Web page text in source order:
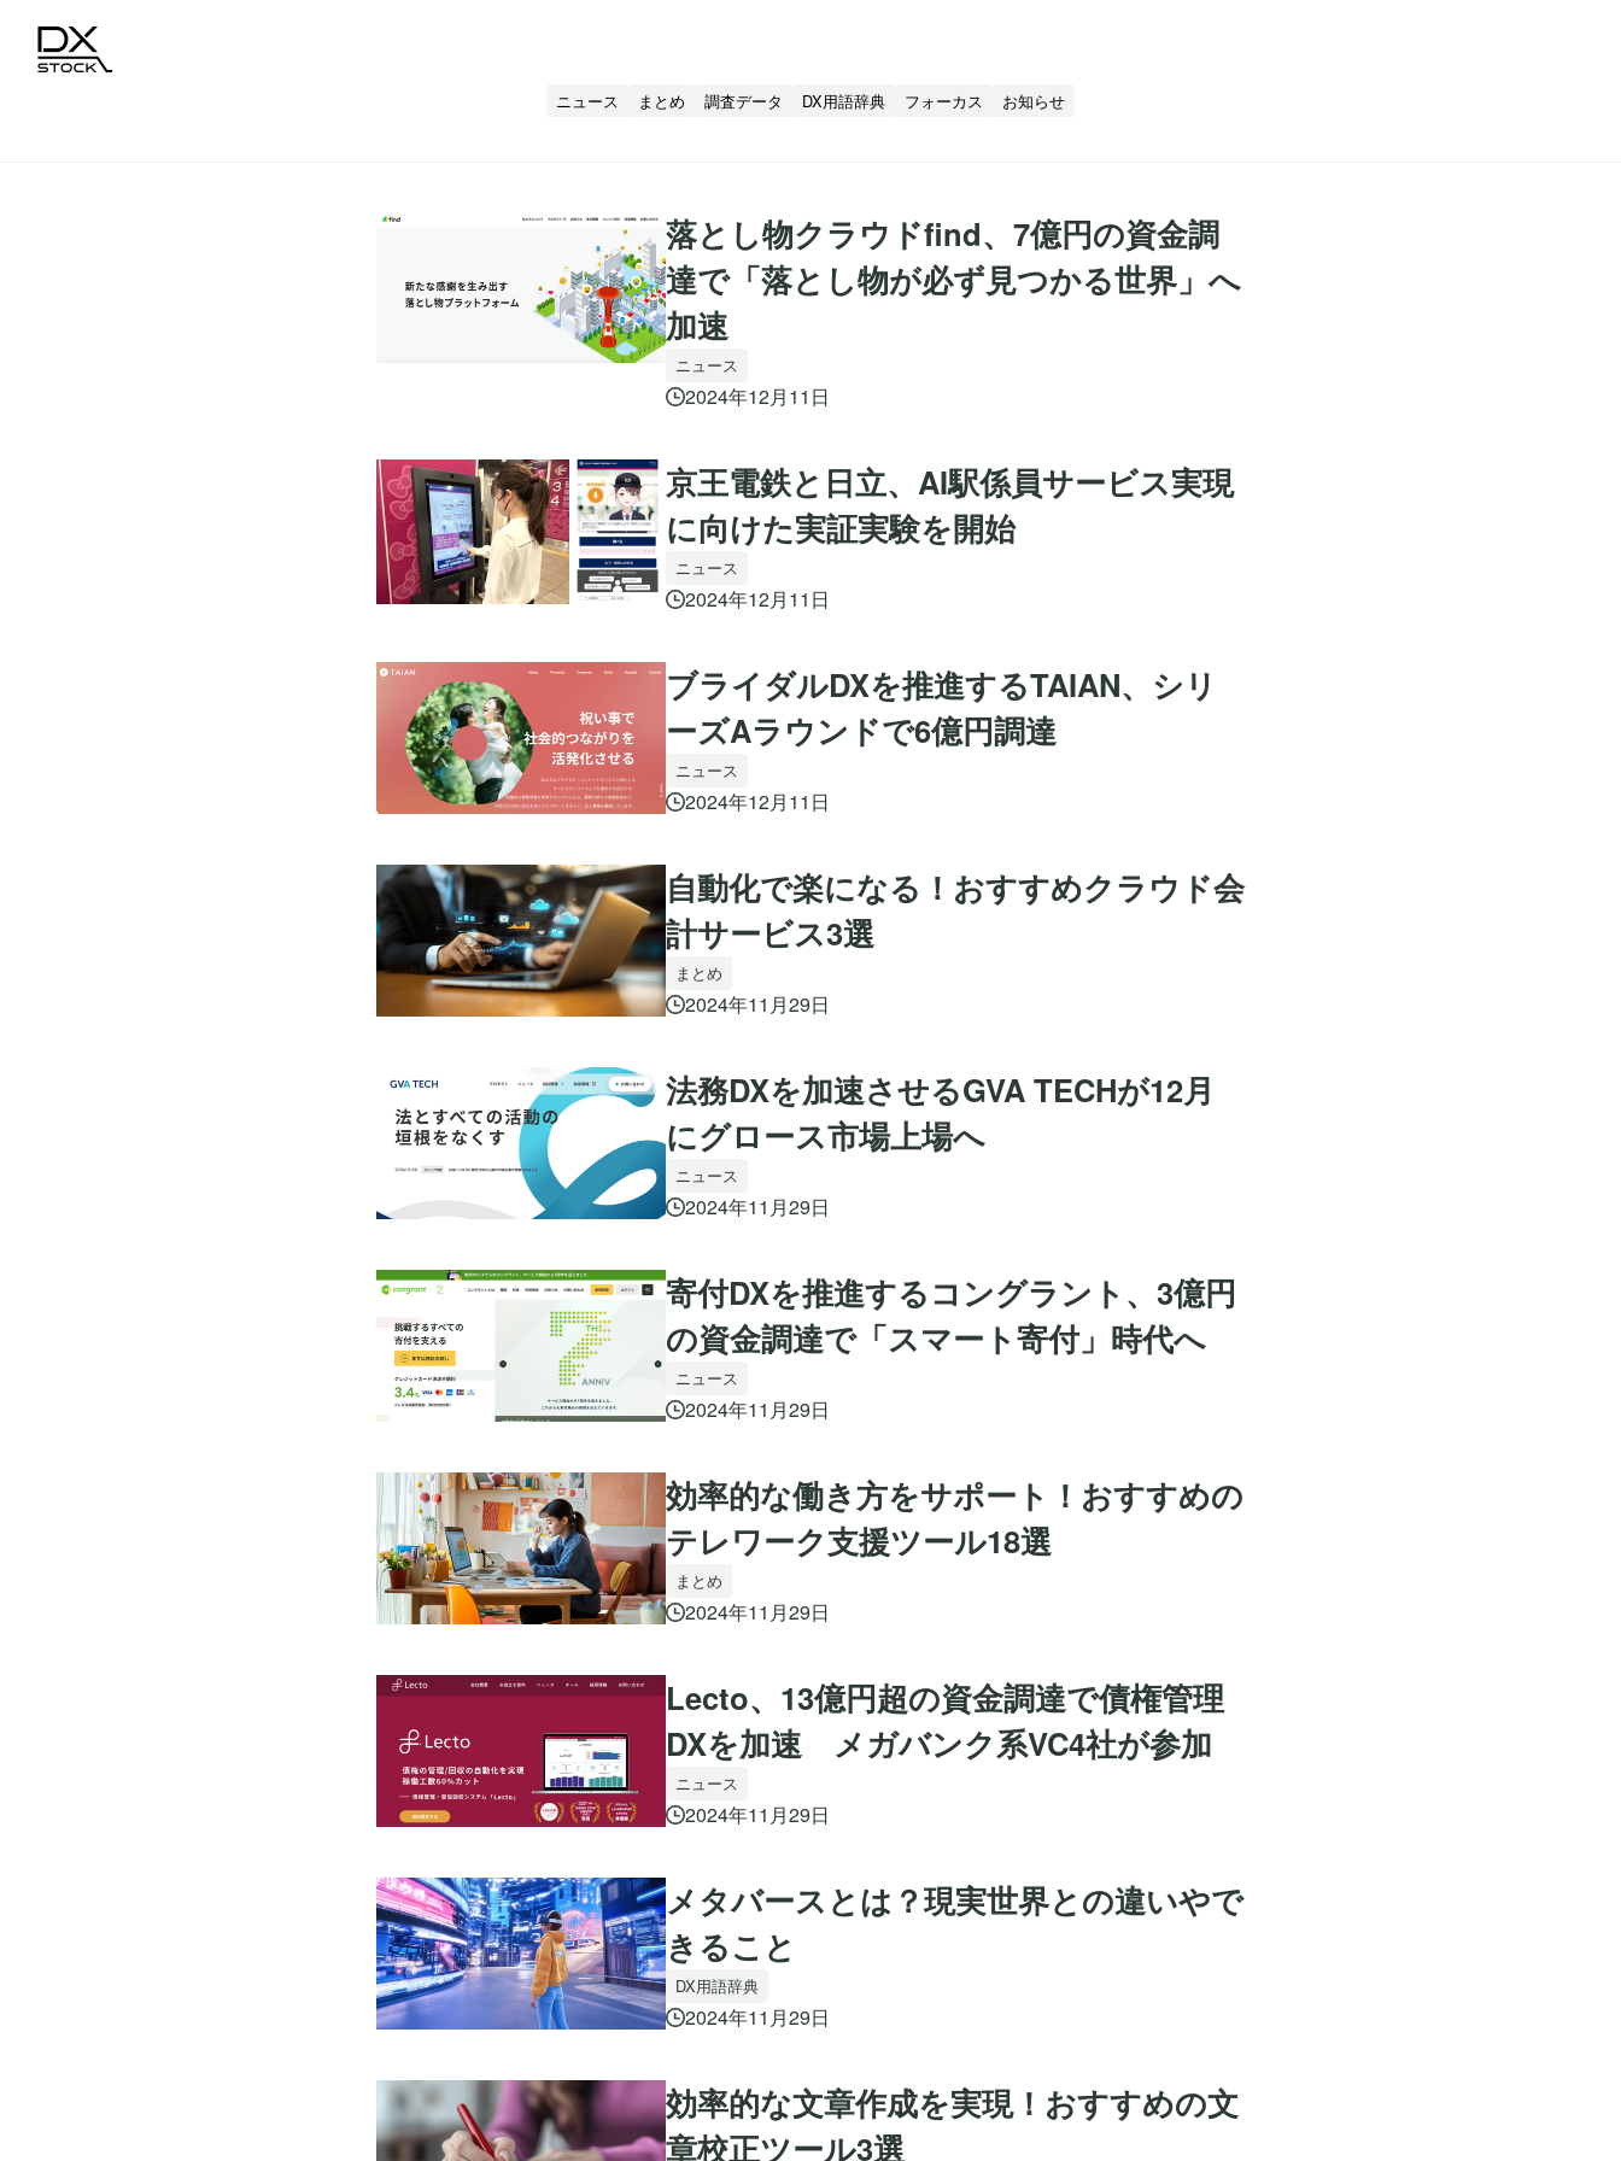
ニュース まとめ 調査データ DX用語辞典 フォーカス お知らせ
落とし物クラウドfind、7億円の資金調
達で「落とし物が必ず見つかる世界」へ
加速
ニュース
2024年12月11日
京王電鉄と日立、AI駅係員サービス実現
に向けた実証実験を開始
ニュース
2024年12月11日
ブライダルDXを推進するTAIAN、シリ
ーズAラウンドで6億円調達
ニュース
2024年12月11日
自動化で楽になる！おすすめクラウド会
計サービス3選
まとめ
2024年11月29日
法務DXを加速させるGVA TECHが12月
にグロース市場上場へ
ニュース
2024年11月29日
寄付DXを推進するコングラント、3億円
の資金調達で「スマート寄付」時代へ
ニュース
2024年11月29日
効率的な働き方をサポート！おすすめの
テレワーク支援ツール18選
まとめ
2024年11月29日
Lecto、13億円超の資金調達で債権管理
DXを加速 メガバンク系VC4社が参加
ニュース
2024年11月29日
メタバースとは？現実世界との違いやで
きること
DX用語辞典
2024年11月29日
効率的な文章作成を実現！おすすめの文
章校正ツール3選